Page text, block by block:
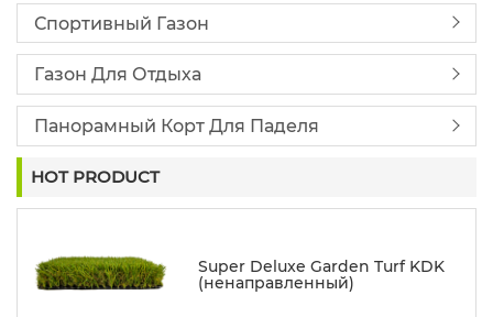
Спортивный Газон
Газон Для Отдыха
Панорамный Корт Для Паделя
HOT PRODUCT
Super Deluxe Garden Turf KDK
(ненаправленный)